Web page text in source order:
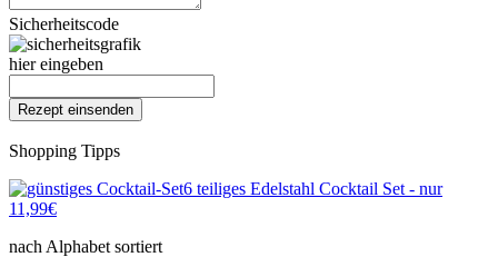
Sicherheitscode
hier eingeben
Shopping Tipps
6 teiliges Edelstahl Cocktail Set - nur
11,99€
nach Alphabet sortiert